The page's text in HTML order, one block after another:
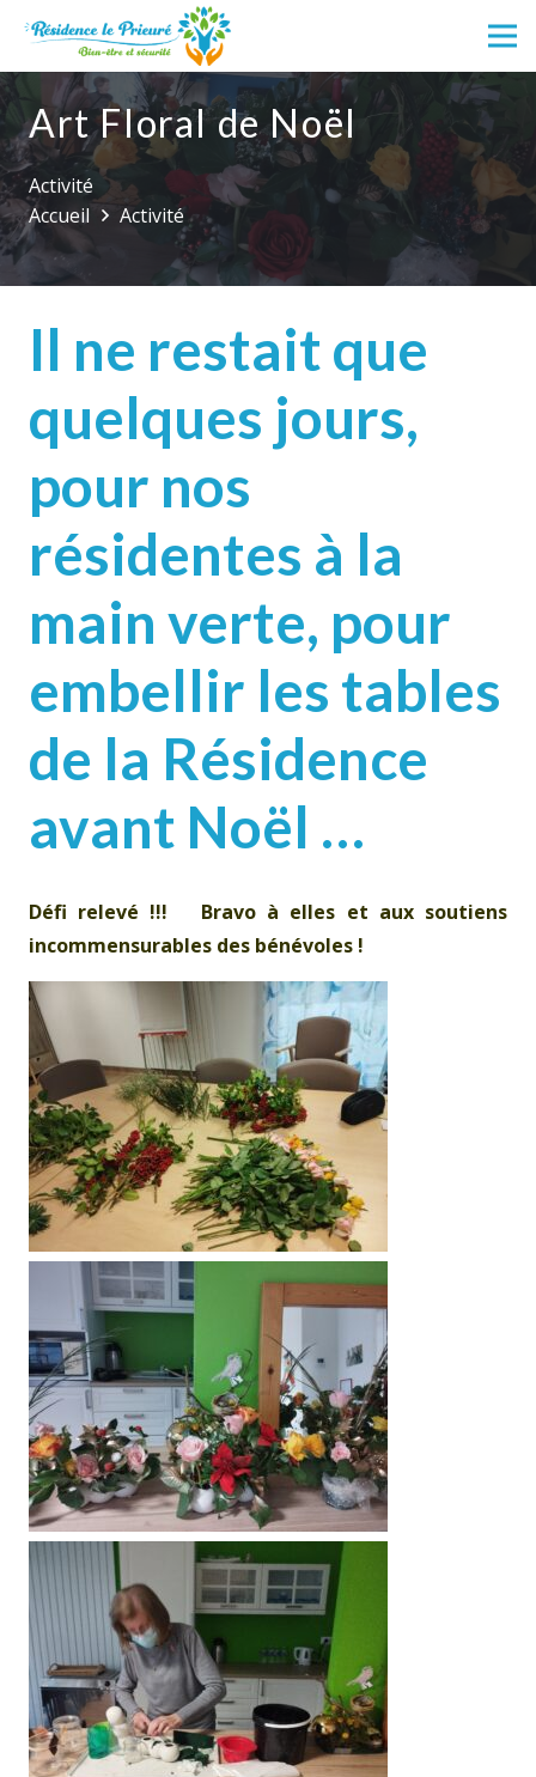
Art Floral de Noël
Activité
Accueil
Activité
Il ne restait que
quelques jours,
pour nos
résidentes à la
main verte, pour
embellir les tables
de la Résidence
avant Noël …
Défi relevé !!! Bravo à elles et aux soutiens
incommensurables des bénévoles !